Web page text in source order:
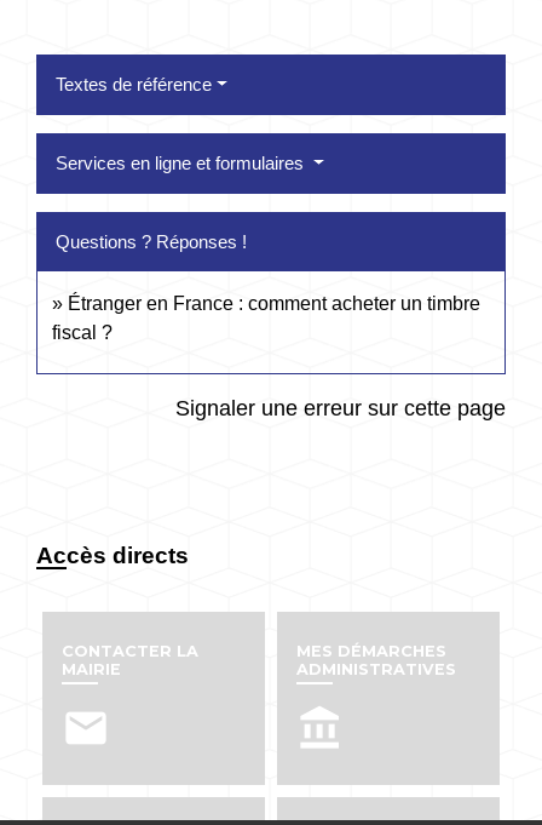
Textes de référence
Services en ligne et formulaires
Questions ? Réponses !
Étranger en France : comment acheter un timbre
fiscal ?
Signaler une erreur sur cette page
Accès directs
CONTACTER LA
MAIRIE
email
MES DÉMARCHES
ADMINISTRATIVES
account_balance